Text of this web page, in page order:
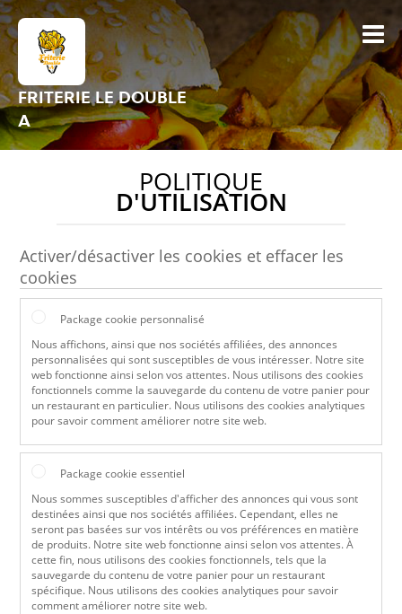
FRITERIE LE DOUBLE
A
POLITIQUE
D'UTILISATION
Activer/désactiver les cookies et effacer les
cookies
Package cookie personnalisé
Nous affichons, ainsi que nos sociétés affiliées, des annonces
personnalisées qui sont susceptibles de vous intéresser. Notre site
web fonctionne ainsi selon vos attentes. Nous utilisons des cookies
fonctionnels comme la sauvegarde du contenu de votre panier pour
un restaurant en particulier. Nous utilisons des cookies analytiques
pour savoir comment améliorer notre site web.
Package cookie essentiel
Nous sommes susceptibles d'afficher des annonces qui vous sont
destinées ainsi que nos sociétés affiliées. Cependant, elles ne
seront pas basées sur vos intérêts ou vos préférences en matière
de produits. Notre site web fonctionne ainsi selon vos attentes. À
cette fin, nous utilisons des cookies fonctionnels, tels que la
sauvegarde du contenu de votre panier pour un restaurant
spécifique. Nous utilisons des cookies analytiques pour savoir
comment améliorer notre site web.